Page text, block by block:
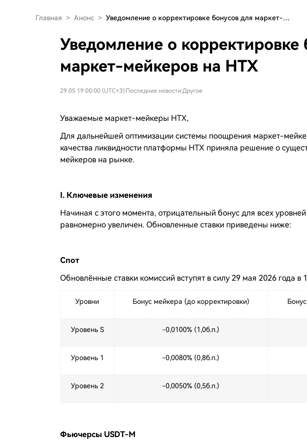
Главная > Анонс > Уведомление о корректировке бонусов для маркет-…
Уведомление о корректировке
маркет-мейкеров на HTX
29.05 19:00:00 (UTC+3) Последние новости Другое
Уважаемые маркет-мейкеры HTX,
Для дальнейшей оптимизации системы поощрения маркет-
качества ликвидности платформы HTX приняла решение о
мейкеров на рынке.
I. Ключевые изменения
Начиная с этого момента, отрицательный бонус для всех
равномерно увеличен. Обновленные ставки приведены ниже:
Спот
Обновлённые ставки комиссий вступят в силу 29 мая 2026 года в
Уровни Бонус мейкера (до корректировки)
Уровень S -0,0100% (1,0б.п.)
Уровень 1 -0,0080% (0,8б.п.)
Уровень 2 -0,0050% (0,5б.п.)
Фьючерсы USDT-M